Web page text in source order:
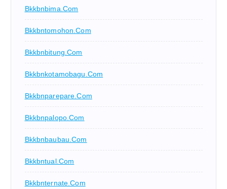
Bkkbnbima.com
Bkkbntomohon.com
Bkkbnbitung.com
Bkkbnkotamobagu.com
Bkkbnparepare.com
Bkkbnpalopo.com
Bkkbnbaubau.com
Bkkbntual.com
Bkkbnternate.com